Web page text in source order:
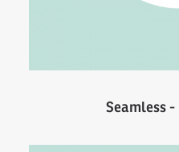
Seamless -